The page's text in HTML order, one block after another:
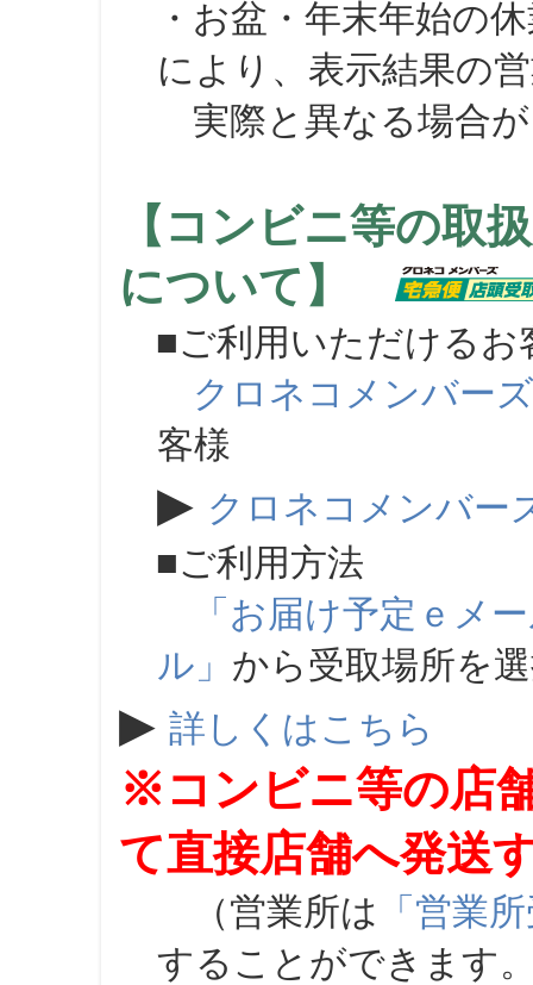
・お盆・年末年始の
により、表示結果の
実際と異なる場合が
【コンビニ等の取
について】
■ご利用いただけるお
クロネコメンバーズ
客様
▶ クロネコメンバー
■ご利用方法
「お届け予定ｅメ
ル」 から受取場所を
▶ 詳しくはこちら
※コンビニ等の店
て直接店舗へ発送
（営業所は 「営業
することができます